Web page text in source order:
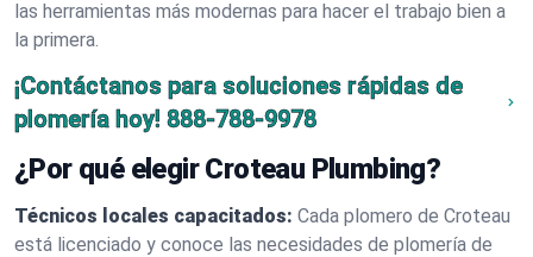
las herramientas más modernas para hacer el trabajo bien a
la primera.
¡Contáctanos para soluciones rápidas de
plomería hoy! 888-788-9978
¿Por qué elegir Croteau Plumbing?
Técnicos locales capacitados: Cada plomero de Croteau
está licenciado y conoce las necesidades de plomería de